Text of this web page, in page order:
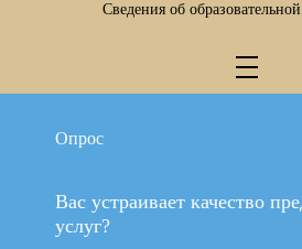
Сведения об
Опрос
Вас устраивает качество
услуг?